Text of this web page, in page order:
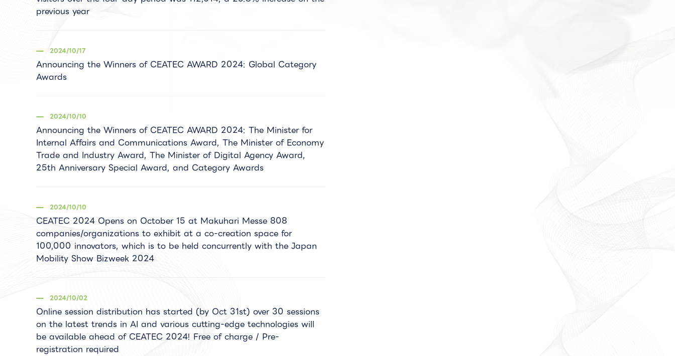
previous year
2024/10/17
Announcing the Winners of CEATEC AWARD 2024: Global Category
Awards
2024/10/10
Announcing the Winners of CEATEC AWARD 2024: The Minister for
Internal Affairs and Communications Award, The Minister of Economy
Trade and Industry Award, The Minister of Digital Agency Award,
25th Anniversary Special Award, and Category Awards
2024/10/10
CEATEC 2024 Opens on October 15 at Makuhari Messe 808
companies/organizations to exhibit at a co-creation space for
100,000 innovators, which is to be held concurrently with the Japan
Mobility Show Bizweek 2024
2024/10/02
Online session distribution has started (by Oct 31st) over 30 sessions
on the latest trends in AI and various cutting-edge technologies will
be available ahead of CEATEC 2024! Free of charge / Pre-
registration required